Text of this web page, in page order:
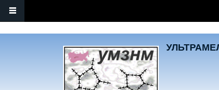
Перейти к основному содержанию